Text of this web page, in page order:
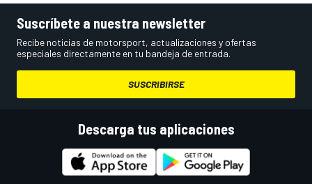
Suscríbete a nuestra newsletter
Recibe noticias de motorsport, actualizaciones y ofertas
especiales directamente en tu bandeja de entrada.
SUSCRIBIRSE
Descarga tus aplicaciones